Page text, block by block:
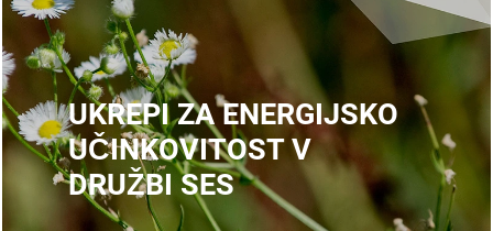
UKREPI ZA ENERGIJSKO
UČINKOVITOST V
DRUŽBI SES